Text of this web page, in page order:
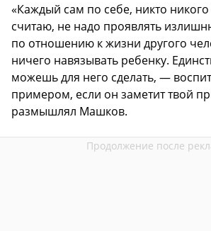
«Каждый сам по себе, никто
считаю, не надо проявлять
по отношению к жизни другого
ничего навязывать ребенку.
можешь для него сделать, —
примером, если он заметит твой
размышлял Машков.